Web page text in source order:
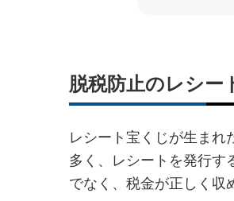
脱税防止のレシー
レシート宝くじが生ま
多く、レシートを発行す
でなく、税金が正しく収